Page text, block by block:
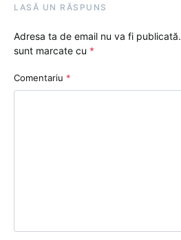
LASĂ UN RĂSPUNS
Adresa ta de email nu va fi publicată.
sunt marcate cu *
Comentariu *